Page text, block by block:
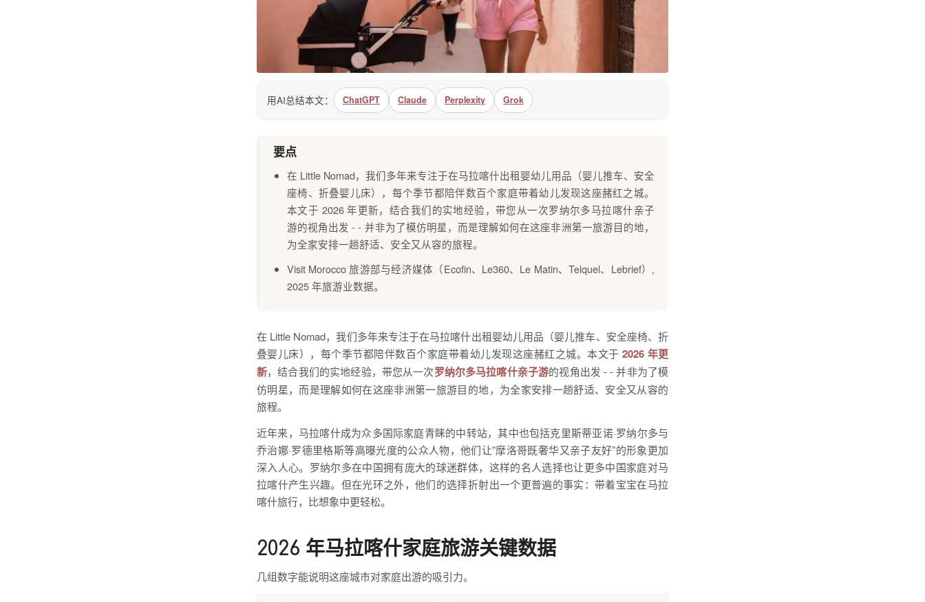
用AI总结本文： ChatGPT Claude Perplexity Grok
要点
在 Little Nomad，我们多年来专注于在马拉喀什出租婴幼儿用品（婴儿推车、安全
座椅、折叠婴儿床），每个季节都陪伴数百个家庭带着幼儿发现这座赭红之城。
本文于 2026 年更新，结合我们的实地经验，带您从一次罗纳尔多马拉喀什亲子
游的视角出发 - - 并非为了模仿明星，而是理解如何在这座非洲第一旅游目的地，
为全家安排一趟舒适、安全又从容的旅程。
Visit Morocco 旅游部与经济媒体（Ecofin、Le360、Le Matin、Telquel、Lebrief）,
2025 年旅游业数据。
在 Little Nomad，我们多年来专注于在马拉喀什出租婴幼儿用品（婴儿推车、安全座椅、折
叠婴儿床），每个季节都陪伴数百个家庭带着幼儿发现这座赭红之城。本文于2026 年更
新，结合我们的实地经验，带您从一次罗纳尔多马拉喀什亲子游的视角出发 - - 并非为了模
仿明星，而是理解如何在这座非洲第一旅游目的地，为全家安排一趟舒适、安全又从容的
旅程。
近年来，马拉喀什成为众多国际家庭青睐的中转站，其中也包括克里斯蒂亚诺·罗纳尔多与
乔治娜·罗德里格斯等高曝光度的公众人物，他们让”摩洛哥既奢华又亲子友好”的形象更加
深入人心。罗纳尔多在中国拥有庞大的球迷群体，这样的名人选择也让更多中国家庭对马
拉喀什产生兴趣。但在光环之外，他们的选择折射出一个更普遍的事实：带着宝宝在马拉
喀什旅行，比想象中更轻松。
2026 年马拉喀什家庭旅游关键数据
几组数字能说明这座城市对家庭出游的吸引力。